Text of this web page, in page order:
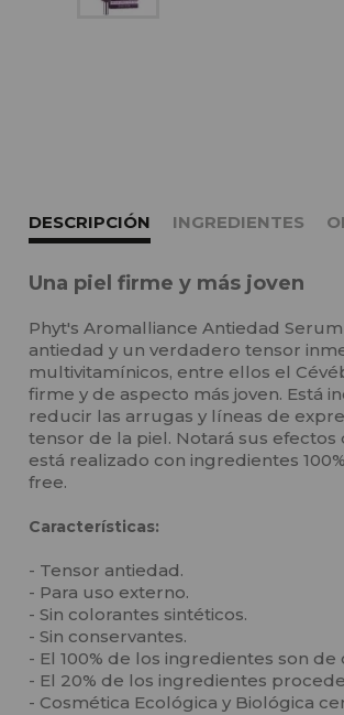
DESCRIPCIÓN INGREDIENTES
Una piel firme y más joven
Phyt's Aromalliance Antiedad
antiedad y un verdadero tensor
multivitamínicos, entre ellos el
firme y de aspecto más joven. Está
reducir las arrugas y líneas de
tensor de la piel. Notará sus
está realizado con ingredientes
free.
Características:
- Tensor antiedad.
- Para uso externo.
- Sin colorantes sintéticos.
- Sin conservantes.
- El 100% de los ingredientes son
- El 20% de los ingredientes
- Cosmética Ecológica y Biológica